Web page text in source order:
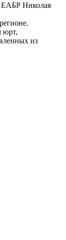
ЕАБР Николая
юрт,
из